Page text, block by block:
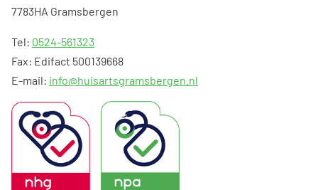
7783HA Gramsbergen
Tel: 0524-561323
Fax: Edifact 500139668
E-mail: info@huisartsgramsbergen.nl